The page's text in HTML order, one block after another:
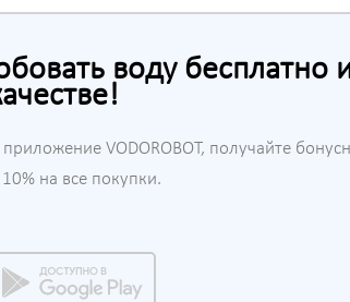
воду бесплатно
VODOROBOT, получайте
на все покупки.